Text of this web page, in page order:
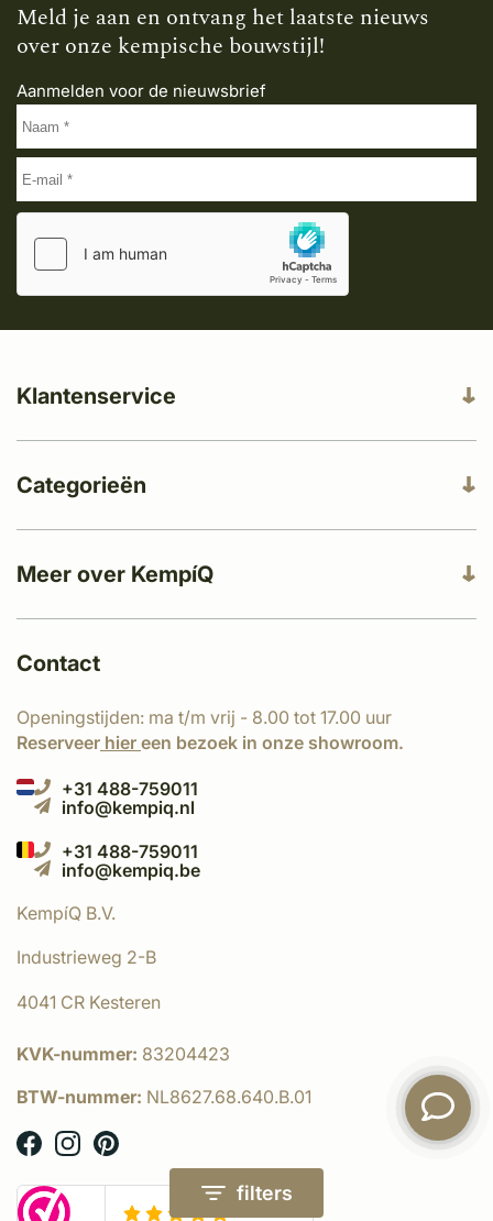
filters
Meld je aan en ontvang het laatste nieuws
over onze kempische bouwstijl!
Aanmelden voor de nieuwsbrief
Meer over KempíQ
Klantenservice
Categorieën
Contact
Openingstijden: ma t/m vrij - 8.00 tot 17.00 uur
Reserveer hier een bezoek in onze showroom.
+31 488-759011
info@kempiq.nl
+31 488-759011
info@kempiq.be
KempíQ B.V.
Industrieweg 2-B
4041 CR Kesteren
KVK-nummer: 83204423
BTW-nummer: NL8627.68.640.B.01